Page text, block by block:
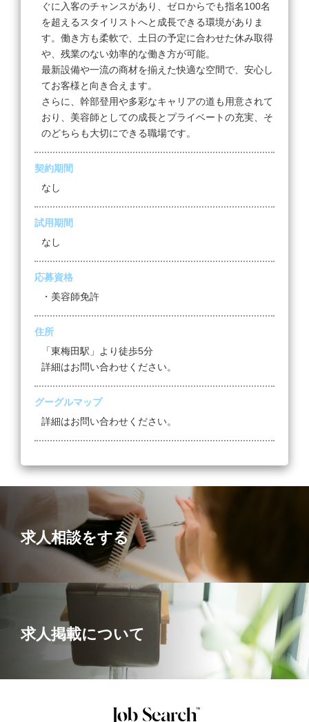
ぐに入客のチャンスがあり、ゼロからでも指名100名
を超えるスタイリストへと成長できる環境がありま
す。働き方も柔軟で、土日の予定に合わせた休み取得
や、残業のない効率的な働き方が可能。
最新設備や一流の商材を揃えた快適な空間で、安心し
てお客様と向き合えます。
さらに、幹部登用や多彩なキャリアの道も用意されて
おり、美容師としての成長とプライベートの充実、そ
のどちらも大切にできる職場です。
契約期間
なし
試用期間
なし
応募資格
・美容師免許
住所
「東梅田駅」より徒歩5分
詳細はお問い合わせください。
グーグルマップ
詳細はお問い合わせください。
求人相談をする
求人掲載について